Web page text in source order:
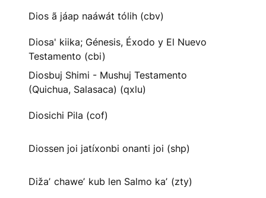
Dios ã jáap naáwát tólih (cbv)
Diosa' kiika; Génesis, Éxodo y El Nuevo
Testamento (cbi)
Diosbuj Shimi - Mushuj Testamento
(Quichua, Salasaca) (qxlu)
Diosichi Pila (cof)
Diossen joi jatíxonbi onanti joi (shp)
Dižaʼ chaweʼ kub len Salmo kaʼ (zty)